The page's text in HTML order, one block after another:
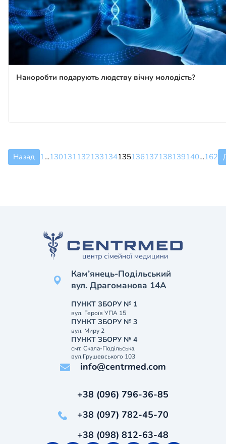
Наноробти подарують людству вічну молодість?
Назад 1…130131132133134135136137138139140…162
Кам’янець-Подільський
вул. Драгоманова 14А
ПУНКТ ЗБОРУ № 1
вул. Героїв УПА 15
ПУНКТ ЗБОРУ № 3
вул. Миру 2
ПУНКТ ЗБОРУ № 4
смт. Скала-Подільська,
вул.Грушевського 103
info@centrmed.com
+38 (096) 796-36-85
+38 (097) 782-45-70
+38 (098) 812-63-48